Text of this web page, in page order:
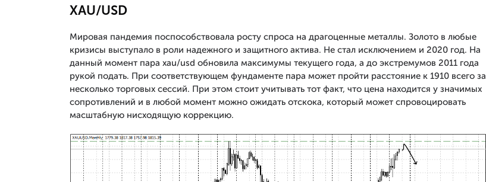
XAU/USD
Мировая пандемия поспособствовала росту спроса на драгоценные металлы. Золото в любые
кризисы выступало в роли надежного и защитного актива. Не стал исключением и 2020 год. На
данный момент пара xau/usd обновила максимумы текущего года, а до экстремумов 2011 года
рукой подать. При соответствующем фундаменте пара может пройти расстояние к 1910 всего за
несколько торговых сессий. При этом стоит учитывать тот факт, что цена находится у значимых
сопротивлений и в любой момент можно ожидать отскока, который может спровоцировать
масштабную нисходящую коррекцию.